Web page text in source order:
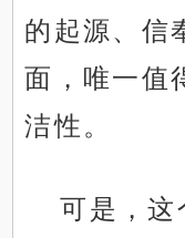
的起源、信
面，唯一值
洁性。
可是，这